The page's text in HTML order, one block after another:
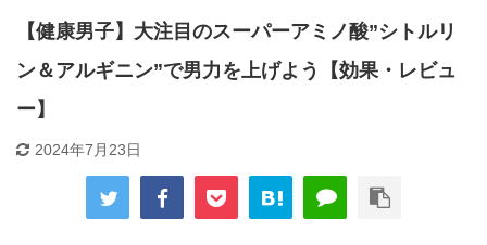
【健康男子】大注目のスーパーアミノ酸”シトルリ
ン＆アルギニン”で男力を上げよう【効果・レビュ
ー】
2024年7月23日